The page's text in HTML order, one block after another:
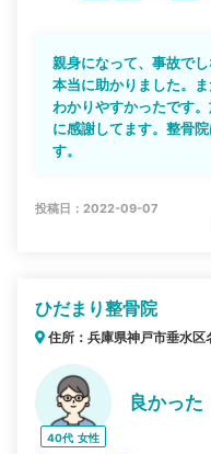
親身になって、事故で
本当に助かりました。
わかりやすかったです
に感謝してます。整骨
す。
投稿日：2022-09-07
ひだまり整骨院
住所：兵庫県神戸市垂水
40代 女性
良かった